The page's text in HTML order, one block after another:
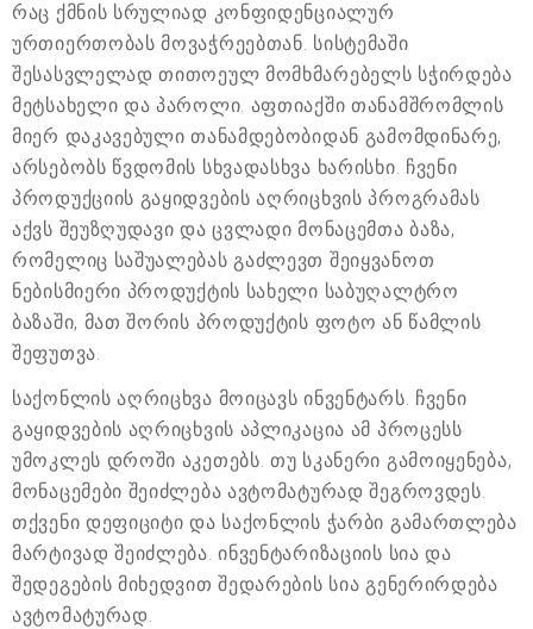
რაც ქმნის სრულიად კონფიდენციალურ
ურთიერთობას მოვაჭრეებთან. სისტემაში
შესასვლელად თითოეულ მომხმარებელს სჭირდება
მეტსახელი და პაროლი. აფთიაქში თანამშრომლის
მიერ დაკავებული თანამდებობიდან გამომდინარე,
არსებობს წვდომის სხვადასხვა ხარისხი. ჩვენი
პროდუქციის გაყიდვების აღრიცხვის პროგრამას
აქვს შეუზღუდავი და ცვლადი მონაცემთა ბაზა,
რომელიც საშუალებას გაძლევთ შეიყვანოთ
ნებისმიერი პროდუქტის სახელი საბუღალტრო
ბაზაში, მათ შორის პროდუქტის ფოტო ან წამლის
შეფუთვა.
საქონლის აღრიცხვა მოიცავს ინვენტარს. ჩვენი
გაყიდვების აღრიცხვის აპლიკაცია ამ პროცესს
უმოკლეს დროში აკეთებს. თუ სკანერი გამოიყენება,
მონაცემები შეიძლება ავტომატურად შეგროვდეს.
თქვენი დეფიციტი და საქონლის ჭარბი გამართლება
მარტივად შეიძლება. ინვენტარიზაციის სია და
შედეგების მიხედვით შედარების სია გენერირდება
ავტომატურად.